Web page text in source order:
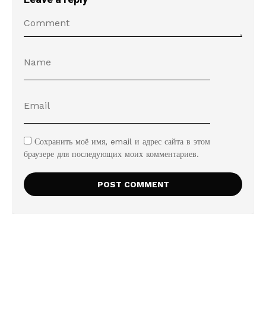
Сохранить моё имя, email и адрес сайта в этом
браузере для последующих моих комментариев.